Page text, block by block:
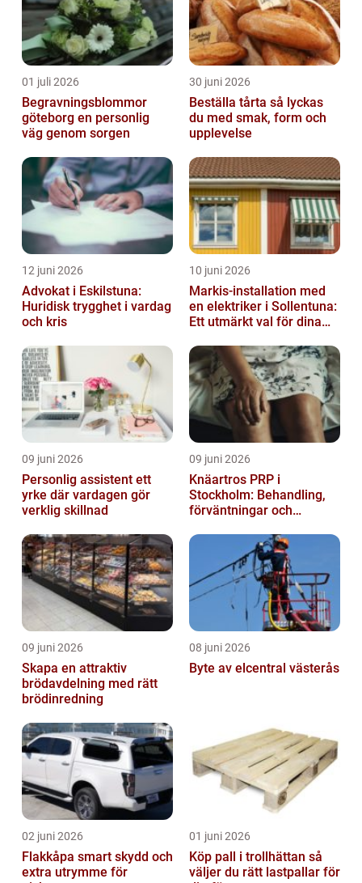
01 juli 2026
Begravningsblommor
göteborg en personlig
väg genom sorgen
30 juni 2026
Beställa tårta så lyckas
du med smak, form och
upplevelse
12 juni 2026
Advokat i Eskilstuna:
Huridisk trygghet i vardag
och kris
10 juni 2026
Markis-installation med
en elektriker i Sollentuna:
Ett utmärkt val för dina
09 juni 2026
Personlig assistent ett
yrke där vardagen gör
verklig skillnad
09 juni 2026
Knäartros PRP i
Stockholm: Behandling,
förväntningar och
09 juni 2026
Skapa en attraktiv
brödavdelning med rätt
brödinredning
08 juni 2026
Byte av elcentral västerås
02 juni 2026
Flakkåpa smart skydd och
extra utrymme för
01 juni 2026
Köp pall i trollhättan så
väljer du rätt lastpallar för